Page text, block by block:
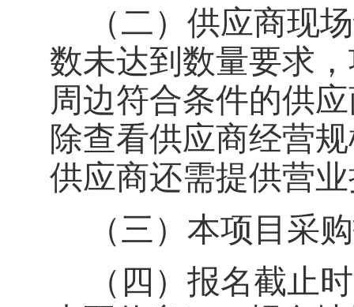
（二） 供应商现
数未达到数量要求
周边符合条件的供
除查看供应商经营
供应商还需提供营
（三） 本项目采
（四） 报名截止